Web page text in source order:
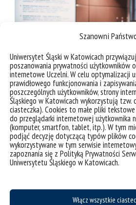
Szanowni
Uniwersytet Śląski w Katowicach
poszanowania prywatności użytkowników
internetowe Uczelni. W celu optymalizacji
prawidłowego funkcjonowania i
poszczególnych użytkowników, strony
Śląskiego w Katowicach wykorzystują tzw.
ciasteczka). Cookies to małe pliki tekstowe
do przeglądarki internetowej użytkownika
(komputer, smartfon, tablet, itp.). W tym
podjąć decyzję dotyczącą typów plików
wykorzystywane w tym serwisie
zapoznania się z Polityką Prywatności
Uniwersytetu Śląskiego w Katowicach.
Włącz wszystkie